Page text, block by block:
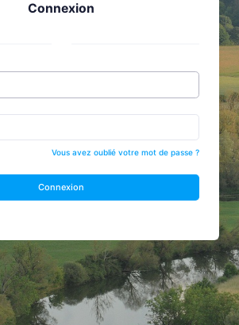
Connexion
Vous avez oublié votre mot de passe ?
Connexion